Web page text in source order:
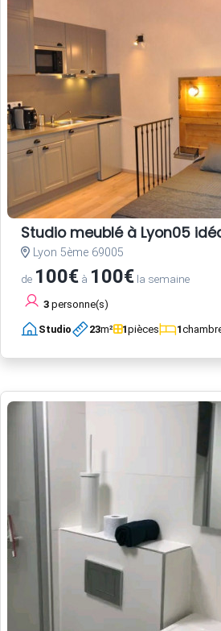
Studio meublé à Lyon05
Lyon 5ème 69005
de 100€ à 100€ la semaine
3 personne(s)
Studio 23m² 1pièces 1